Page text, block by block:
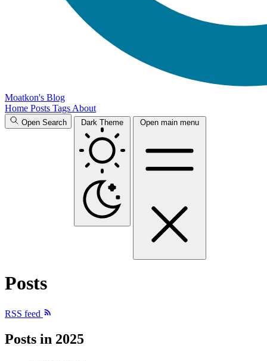
Moatkon's Blog
Home Posts Tags About
Open Search Dark Theme Open main menu
Posts
RSS feed
Posts in 2025